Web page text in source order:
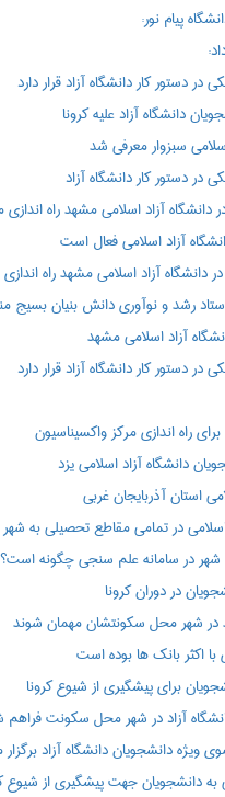
پیام نور:
دستور کار دانشگاه آزاد قرار دارد
دانشگاه آزاد علیه کرونا
سبزوار معرفی شد
در دستور کار دانشگاه آزاد
دانشگاه آزاد اسلامی مشهد راه
ستاد رشد و نوآوری دانش بنیان بسیج
دستور کار دانشگاه آزاد قرار دارد
راه اندازی مرکز واکسیناسیون
دانشگاه آزاد اسلامی یزد
استان آذربایجان غربی
در تمامی مقاطع تحصیلی به شهر محل
شهر در سامانه علم سنجی چگونه است؟
در دوران کرونا
در شهر محل سکونتشان مهمان شوند
اکثر بانک ها بوده است
برای پیشگیری از شیوع کرونا
آزاد در شهر محل سکونت
دانشجویان دانشگاه آزاد
به دانشجویان جهت پیشگیری از شیوع